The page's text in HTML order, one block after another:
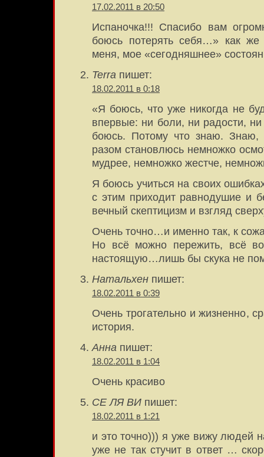
17.02.2011 в 20:50
Испаночка!!! Спасибо вам
боюсь потерять себя…» как же
меня, мое «сегодняшнее»
Terra пишет:
18.02.2011 в 0:18
«Я боюсь, что уже никогда не
впервые: ни боли, ни радости,
боюсь. Потому что знаю.
разом становлюсь немножко
мудрее, немножко жестче,
Я боюсь учиться на своих
с этим приходит равнодушие и
вечный скептицизм и взгляд
Очень точно…и именно так, к
Но всё можно пережить, всё
настоящую…лишь бы скука не
Натальхен пишет:
18.02.2011 в 0:39
Очень трогательно и жизненно,
история.
Анна пишет:
18.02.2011 в 1:04
Очень красиво
СЕ ЛЯ ВИ пишет:
18.02.2011 в 1:21
и это точно))) я уже вижу людей
уже не так стучит в ответ …